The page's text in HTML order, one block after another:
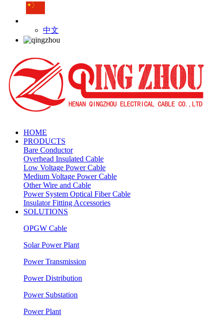
中文
HOME
PRODUCTS
Bare Conductor
Overhead Insulated Cable
Low Voltage Power Cable
Medium Voltage Power Cable
Other Wire and Cable
Power System Optical Fiber Cable
Insulator Fitting Accessories
SOLUTIONS
OPGW Cable
Solar Power Plant
Power Transmission
Power Distribution
Power Substation
Power Plant